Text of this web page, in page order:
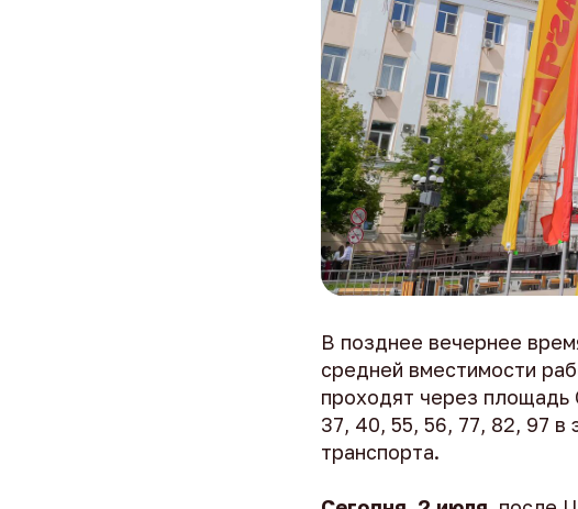
В позднее вечернее
средней вместимости
проходят через
37, 40, 55, 56, 77, 82, 97 в
транспорта.